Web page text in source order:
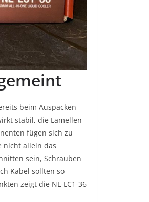
beim Auspacken
stabil, die Lamellen
fügen sich zu
nicht allein das
sein, Schrauben
Kabel sollten so
zeigt die NL-LC1-36